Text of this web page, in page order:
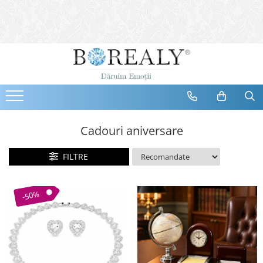
Bijuterii
Cercei
Bratari
Destinatari
Bijuterii Femei
Bijuterii Copii
Bijuterii Mirese
Selectii
Cadouri aniversare
FILTRE
-50%